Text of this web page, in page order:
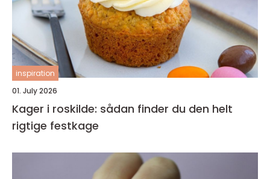
inspiration
01. July 2026
Kager i roskilde: sådan finder du den helt
rigtige festkage